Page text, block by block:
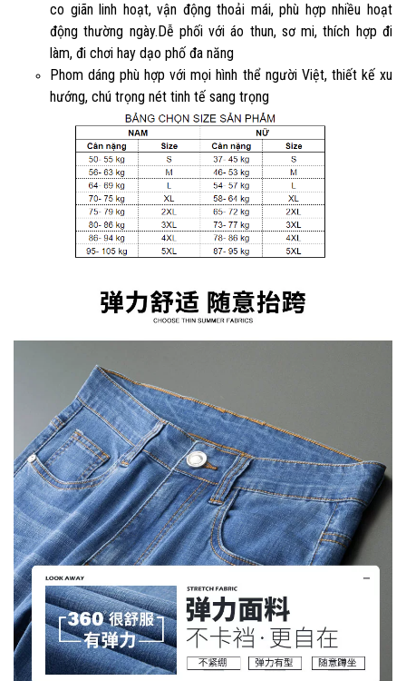
co giãn linh hoạt, vận động thoải mái, phù hợp nhiều hoạt
động thường ngày.Dễ phối với áo thun, sơ mi, thích hợp đi
làm, đi chơi hay dạo phố đa năng
Phom dáng phù hợp với mọi hình thể người Việt, thiết kế xu
hướng, chú trọng nét tinh tế sang trọng